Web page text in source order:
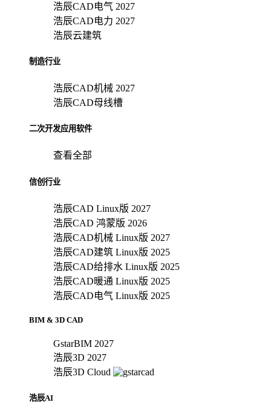
浩辰CAD电气 2027
浩辰CAD电力 2027
浩辰云建筑
制造行业
浩辰CAD机械 2027
浩辰CAD母线槽
二次开发应用软件
查看全部
信创行业
浩辰CAD Linux版 2027
浩辰CAD 鸿蒙版 2026
浩辰CAD机械 Linux版 2027
浩辰CAD建筑 Linux版 2025
浩辰CAD给排水 Linux版 2025
浩辰CAD暖通 Linux版 2025
浩辰CAD电气 Linux版 2025
BIM & 3D CAD
GstarBIM 2027
浩辰3D 2027
浩辰3D Cloud
浩辰AI